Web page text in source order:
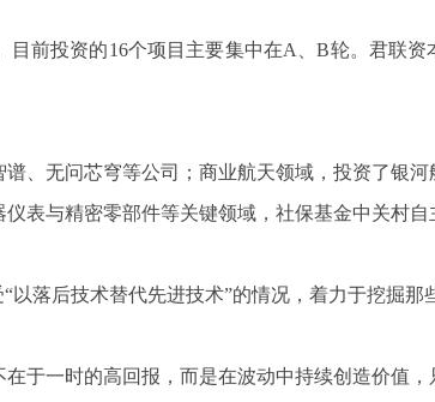
前投资的16个项目主要集中在A、B轮。君联
、无问芯穹等公司；商业航天领域，投资了银
表与精密零部件等关键领域，社保基金中关村自
落后技术替代先进技术”的情况，着力于挖掘那
于一时的高回报，而是在波动中持续创造价值